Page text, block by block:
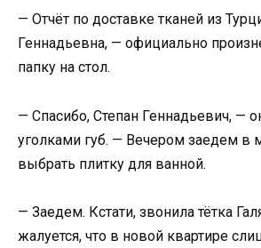
— Отчёт по доставке тканей из
Геннадьевна, — официально
папку на стол.
— Спасибо, Степан Геннадьевич, —
уголками губ. — Вечером заедем в
выбрать плитку для ванной.
— Заедем. Кстати, звонила тётка
жалуется, что в новой квартире